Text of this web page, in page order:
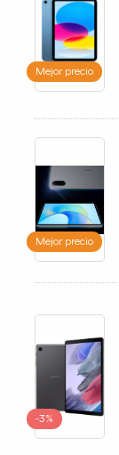
Mejor precio
Mejor precio
-3%